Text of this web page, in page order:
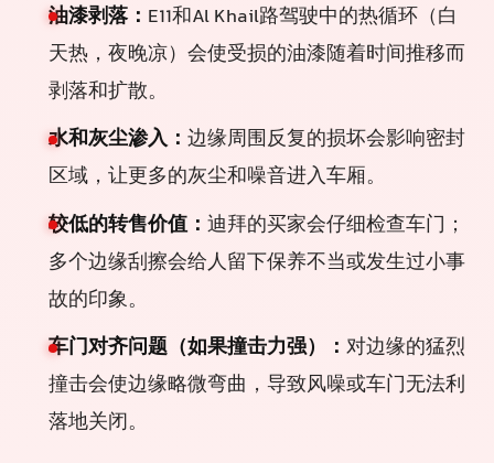
油漆剥落： E11和Al Khail路驾驶中的热循环（白
天热，夜晚凉）会使受损的油漆随着时间推移而
剥落和扩散。
水和灰尘渗入： 边缘周围反复的损坏会影响密封
区域，让更多的灰尘和噪音进入车厢。
较低的转售价值： 迪拜的买家会仔细检查车门；
多个边缘刮擦会给人留下保养不当或发生过小事
故的印象。
车门对齐问题（如果撞击力强）： 对边缘的猛烈
撞击会使边缘略微弯曲，导致风噪或车门无法利
落地关闭。